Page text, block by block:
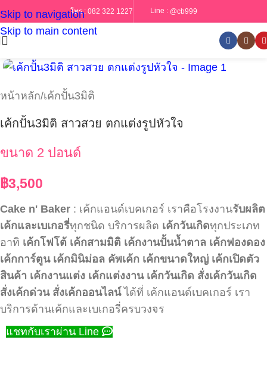
Skip to navigation
Skip to main content
โทร : 082 322 1227 Line : @cb999
หน้าหลัก/เค้กปั้น3มิติ
เค้กปั้น3มิติ สาวสวย ตกแต่งรูปหัวใจ
ขนาด 2 ปอนด์
฿3,500
Cake n' Baker : เค้กแอนด์เบคเกอร์ เราคือโรงงานรับผลิต
เค้กและเบเกอรี่ทุกชนิด บริการผลิต เค้กวันเกิดทุกประเภท
อาทิ เค้กโฟโต้ เค้กสามมิติ เค้กงานปั้นน้ำตาล เค้กฟองดอง
เค้กการ์ตูน เค้กมินิม่อล คัพเค้ก เค้กขนาดใหญ่ เค้กเปิดตัว
สินค้า เค้กงานแต่ง เค้กแต่งงาน เค้กวันเกิด สั่งเค้กวันเกิด
สั่งเค้กด่วน สั่งเค้กออนไลน์ได้ที่ เค้กแอนด์เบคเกอร์ เรา
บริการด้านเค้กและเบเกอรี่ครบวงจร
แชทกับเราผ่าน Line